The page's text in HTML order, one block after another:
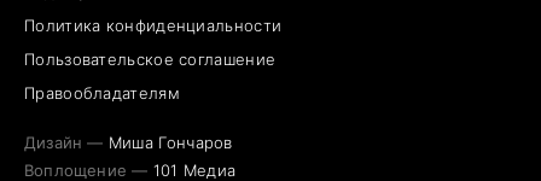
Политика конфиденциальности
Пользовательское соглашение
Правообладателям
Дизайн — Миша Гончаров
Воплощение — 101 Медиа